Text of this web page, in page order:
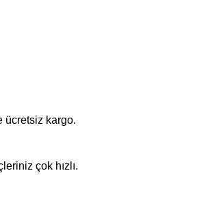
ücretsiz kargo.
çok hızlı.